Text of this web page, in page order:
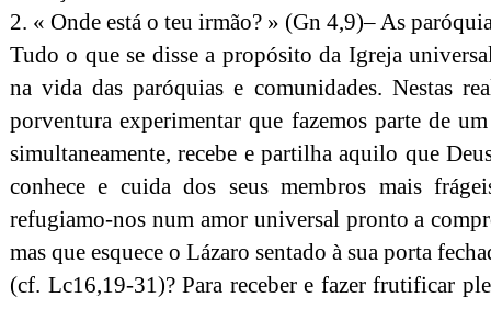
2. « Onde está o teu irmão? » (Gn 4,9)– As
Tudo o que se disse a propósito da Igreja
na vida das paróquias e comunidades. Nestas
porventura experimentar que fazemos parte de
simultaneamente, recebe e partilha aquilo que
conhece e cuida dos seus membros mais
refugiamo-nos num amor universal pronto a
mas que esquece o Lázaro sentado à sua porta
(cf. Lc16,19-31)? Para receber e fazer frutificar